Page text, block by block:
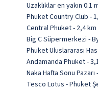
Uzaklıklar en yakın
Phuket Country Club -
Central Phuket - 2,4
Big C Süpermerkezi -
Phuket Uluslararası
Andamanda Phuket -
Naka Hafta Sonu
Tesco Lotus - Phuket